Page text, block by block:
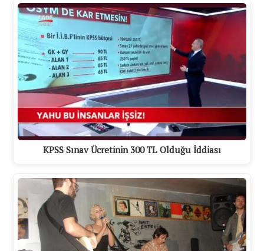
KPSS Sınav Ücretinin 300 TL Olduğu İddiası